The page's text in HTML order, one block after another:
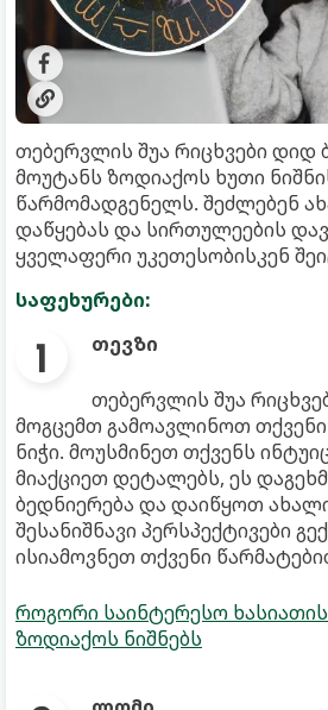
თებერვლის შუა რიცხვები დიდ
მოუტანს ზოდიაქოს ხუთი
წარმომადგენელს. შეძლებენ
დაწყებას და სირთულეების
ყველაფერი უკეთესობისკენ
საფეხურები:
თევზი
თებერვლის შუა
მოგცემთ გამოავლინოთ
ნიჭი. მოუსმინეთ თქვენს
მიაქციეთ დეტალებს, ეს
ბედნიერება და დაიწყოთ
შესანიშნავი პერსპექტივები
ისიამოვნეთ თქვენი
როგორი საინტერესო
ზოდიაქოს ნიშნებს